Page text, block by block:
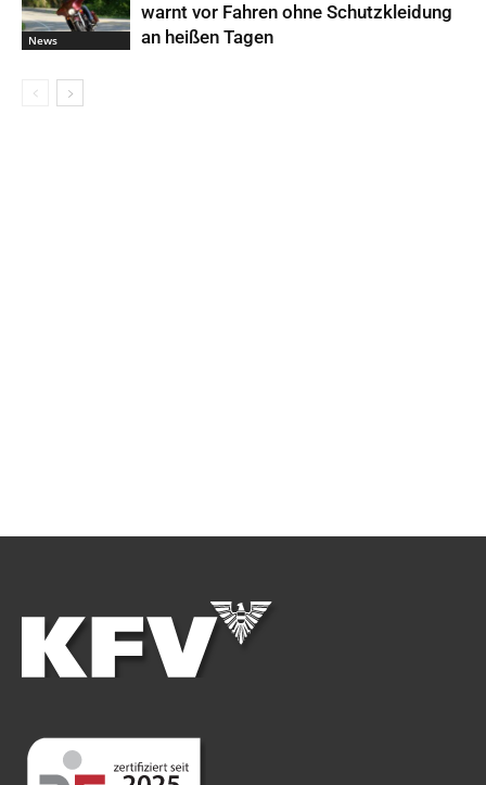
News
warnt vor Fahren ohne Schutzkleidung
an heißen Tagen